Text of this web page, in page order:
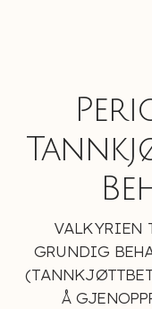
VALKYRIEN
GRUNDIG
Å